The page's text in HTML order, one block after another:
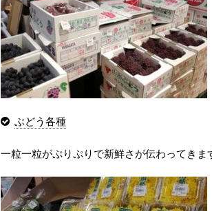
ぶどう各種
一粒一粒がぷりぷりで新鮮さが伝わってきま